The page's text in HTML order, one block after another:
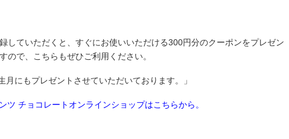
していただくと、すぐにお使いいただける300円分のクーポンをプレゼン
ので、こちらもぜひご利用ください。
月にもプレゼントさせていただいております。」
ツ チョコレートオンラインショップはこちらから。